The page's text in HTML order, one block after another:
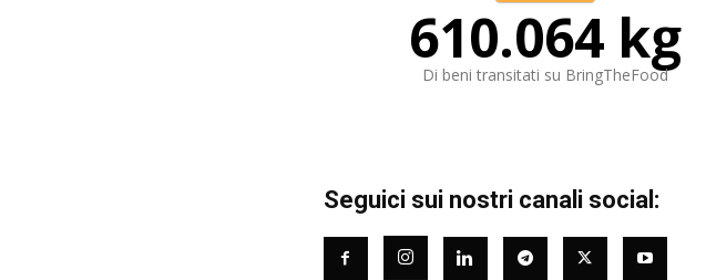
610.064 kg
Di beni transitati su BringTheFood
Seguici sui nostri canali social: